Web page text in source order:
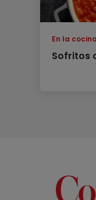
En la cocina
Sofritos